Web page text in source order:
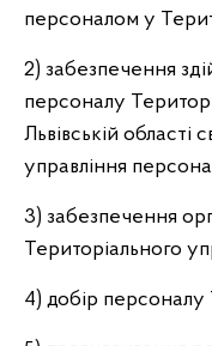
персоналом у
2) забезпечення
персоналу
Львівській області
управління
3) забезпечення
Територіального
4) добір персоналу